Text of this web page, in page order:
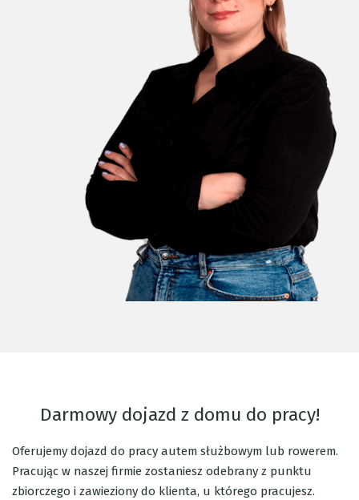
Darmowy dojazd z domu do pracy!
Oferujemy dojazd do pracy autem służbowym lub rowerem.
Pracując w naszej firmie zostaniesz odebrany z punktu
zbiorczego i zawieziony do klienta, u którego pracujesz.